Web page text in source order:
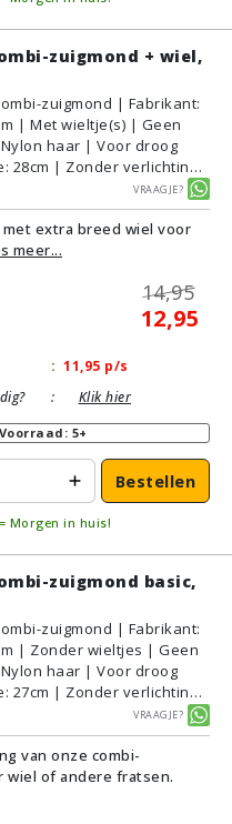
zuigmond + wiel,
zuigmond | Fabrikant:
| Met wieltje(s) | Geen
haar | Voor droog
28cm | Zonder verlichting |
| Zwart | Alternatief |
Plavuizen/Tegels,
Vinyl,
Vraagje?
extra breed wiel voor
meer...
14,95
12,95
: 11,95 p/s
: Klik hier
Voorraad: 5+
Bestellen
Morgen in huis!
zuigmond basic,
zuigmond | Fabrikant:
| Zonder wieltjes | Geen
haar | Voor droog
27cm | Zonder verlichting |
| Zwart | Alternatief |
Plavuizen/Tegels,
Vinyl,
Vraagje?
van onze combi-
wiel of andere fratsen.